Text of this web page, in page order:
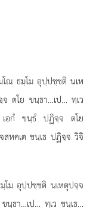
ณ ธมฺโม อุปฺปชฺชติ นเห
ตโย ขนฺธา…เป… ทฺเว
เอกํ ขนฺธํ ปฏิจฺจ ตโย
สหคเต ขนฺเธ ปฏิจฺจ วิจิ
ม อุปฺปชฺชติ นเหตุปจฺจ
ธา…เป… ทฺเว ขนฺเธ…